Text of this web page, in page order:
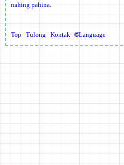
nahing pahina.
Top Tulong Kontak 🌐Language